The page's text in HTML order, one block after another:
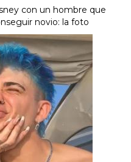
con un hombre que
novio: la foto